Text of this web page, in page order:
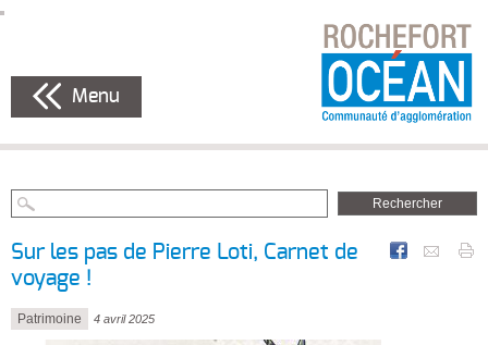
Menu
Sur les pas de Pierre Loti, Carnet de
voyage !
Patrimoine 4 avril 2025